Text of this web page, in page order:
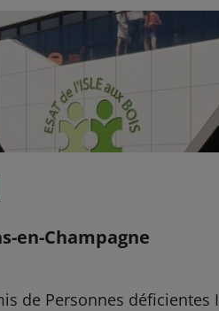
en-Champagne
de Personnes